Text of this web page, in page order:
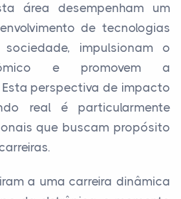
área desempenham um
de tecnologias
impulsionam o
e promovem a
perspectiva de impacto
real é particularmente
que buscam propósito
a uma carreira dinâmica